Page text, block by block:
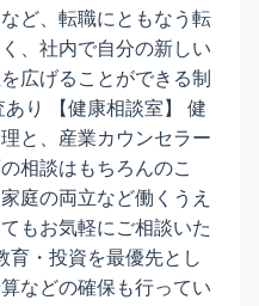
ど、転職にともなう転
、社内で自分の新しい
広げることができる制
り 【健康相談室】 健
と、産業カウンセラー
相談はもちろんのこ
庭の両立など働くうえ
もお気軽にご相談いた
育・投資を最優先とし
などの確保も行ってい